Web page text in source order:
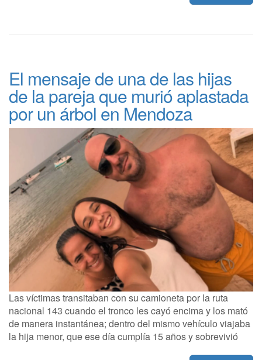
El mensaje de una de las hijas
de la pareja que murió aplastada
por un árbol en Mendoza
Las víctimas transitaban con su camioneta por la ruta
nacional 143 cuando el tronco les cayó encima y los mató
de manera instantánea; dentro del mismo vehículo viajaba
la hija menor, que ese día cumplía 15 años y sobrevivió